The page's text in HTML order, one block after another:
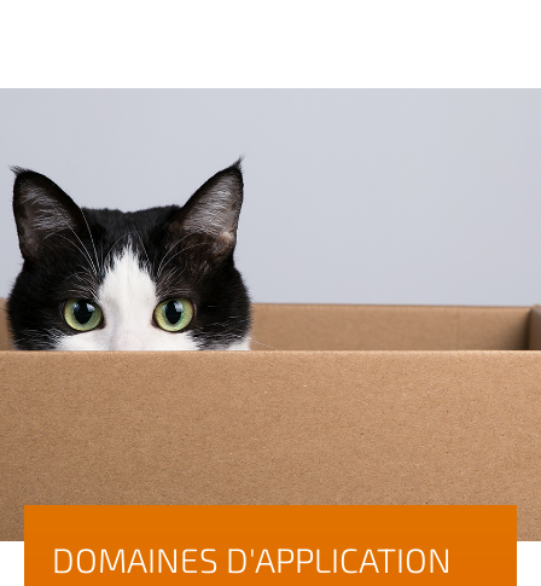
DOMAINES D'APPLICATION